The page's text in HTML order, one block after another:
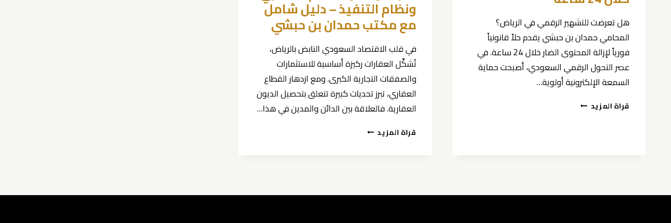
هل تعرضت للتشهير الرقمي في الرياض؟
المحامي حمدان بن حبشي يقدم حلاً قانونياً
فورياً لإزالة المحتوى الضار خلال 24 ساعة. في
عصر التحول الرقمي السعودي، أصبحت حماية
السمعة الإلكترونية أولوية…
قراة المزيد محامي
خلال
ونظام التنفيذ – دليل شامل
مع مكتب حمدان بن حبشي
في قلب الاقتصاد السعودي النابض بالرياض،
تُشكِّل العقارات ركيزة أساسية للاستثمارات
والصفقات التجارية الكبرى. ومع ازدهار القطاع
العقاري، تبرز تحديات كبيرة تتعلق بتحصيل الديون
العقارية. فالعلاقة بين الدائن والمدين في هذا…
قراة المزيدمحامي